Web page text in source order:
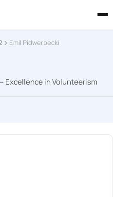
Emil Pidwerbecki
Excellence in Volunteerism